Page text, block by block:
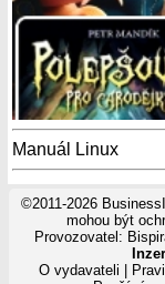
Manuál Linux
©2011-2026
mohou být
Provozovatel:
O vydavateli